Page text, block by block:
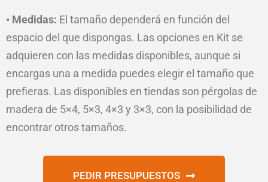
• Medidas: El tamaño dependerá en función del
espacio del que dispongas. Las opciones en Kit se
adquieren con las medidas disponibles, aunque si
encargas una a medida puedes elegir el tamaño que
prefieras. Las disponibles en tiendas son pérgolas de
madera de 5×4, 5×3, 4×3 y 3×3, con la posibilidad de
encontrar otros tamaños.
PEDIR PRESUPUESTOS